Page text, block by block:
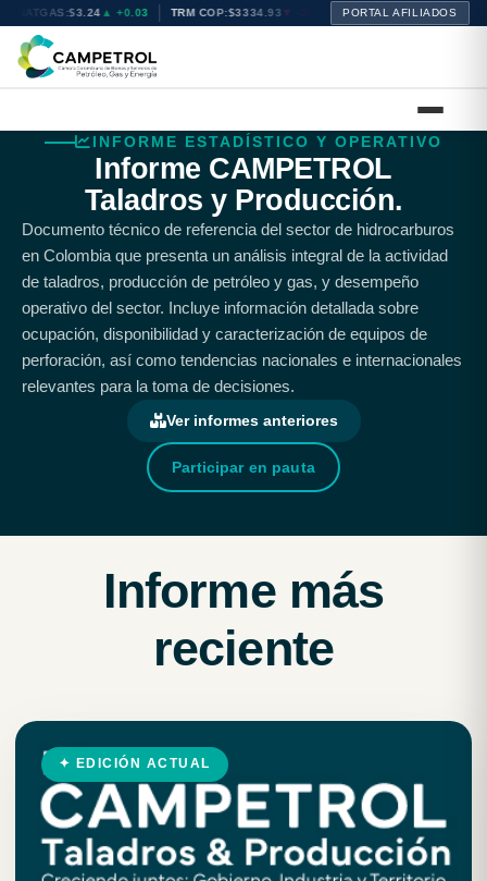
NATGAS:$3.24▲ +0.03 TRM COP:$3334.93▼ -26.48 BRENT: $72.02▲ +0.28
PORTAL AFILIADOS
INFORME ESTADÍSTICO Y OPERATIVO
Informe CAMPETROL
Taladros y Producción.
Documento técnico de referencia del sector de hidrocarburos
en Colombia que presenta un análisis integral de la actividad
de taladros, producción de petróleo y gas, y desempeño
operativo del sector. Incluye información detallada sobre
ocupación, disponibilidad y caracterización de equipos de
perforación, así como tendencias nacionales e internacionales
relevantes para la toma de decisiones.
Ver informes anteriores
Participar en pauta
Informe más
reciente
✦ EDICIÓN ACTUAL